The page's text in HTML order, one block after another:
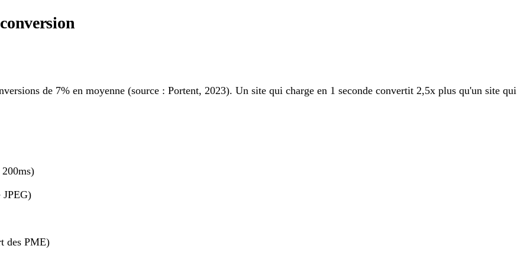
de 7% en moyenne (source : Portent, 2023). Un site qui charge en 1 seconde convertit 2,5x plus qu'un site qui
JPEG)
des PME)